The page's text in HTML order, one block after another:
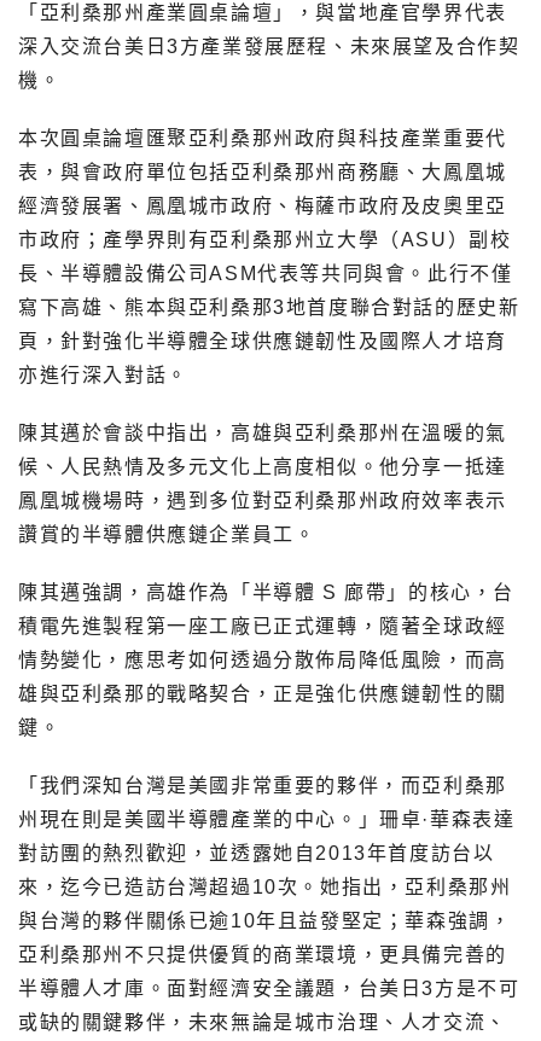
「亞利桑那州產業圓桌論壇」，與當地產官學界代表
深入交流台美日3方產業發展歷程、未來展望及合作契
機。
本次圓桌論壇匯聚亞利桑那州政府與科技產業重要代
表，與會政府單位包括亞利桑那州商務廳、大鳳凰城
經濟發展署、鳳凰城市政府、梅薩市政府及皮奧里亞
市政府；產學界則有亞利桑那州立大學（ASU）副校
長、半導體設備公司ASM代表等共同與會。此行不僅
寫下高雄、熊本與亞利桑那3地首度聯合對話的歷史新
頁，針對強化半導體全球供應鏈韌性及國際人才培育
亦進行深入對話。
陳其邁於會談中指出，高雄與亞利桑那州在溫暖的氣
候、人民熱情及多元文化上高度相似。他分享一抵達
鳳凰城機場時，遇到多位對亞利桑那州政府效率表示
讚賞的半導體供應鏈企業員工。
陳其邁強調，高雄作為「半導體 S 廊帶」的核心，台
積電先進製程第一座工廠已正式運轉，隨著全球政經
情勢變化，應思考如何透過分散佈局降低風險，而高
雄與亞利桑那的戰略契合，正是強化供應鏈韌性的關
鍵。
「我們深知台灣是美國非常重要的夥伴，而亞利桑那
州現在則是美國半導體產業的中心。」珊卓·華森表達
對訪團的熱烈歡迎，並透露她自2013年首度訪台以
來，迄今已造訪台灣超過10次。她指出，亞利桑那州
與台灣的夥伴關係已逾10年且益發堅定；華森強調，
亞利桑那州不只提供優質的商業環境，更具備完善的
半導體人才庫。面對經濟安全議題，台美日3方是不可
或缺的關鍵夥伴，未來無論是城市治理、人才交流、